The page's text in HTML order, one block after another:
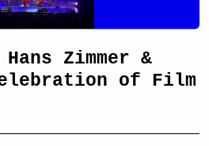
Zimmer &
of Film